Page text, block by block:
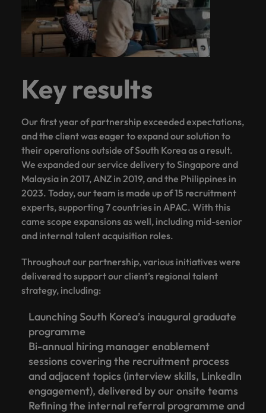
Key results
Our first year of partnership exceeded expectations,
and the client was eager to expand our solution to
their operations outside of South Korea as a result.
We expanded our service delivery to Singapore and
Malaysia in 2017, ANZ in 2019, and the Philippines in
2023. Today, our team is made up of 15 recruitment
experts, supporting 7 countries in APAC. With this
came scope expansions as well, including mid-senior
and internal talent acquisition roles.
Throughout our partnership, various initiatives were
delivered to support our client’s regional talent
strategy, including:
Launching South Korea’s inaugural graduate
programme
Bi-annual hiring manager enablement
sessions covering the recruitment process
and adjacent topics (interview skills, LinkedIn
engagement), delivered by our onsite teams
Refining the internal referral programme and